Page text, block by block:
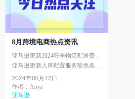
8月跨境电商热点资讯
亚马逊更新2024旺季物流配送费，
亚马逊更新入库配置服务豁免条
件，亚马逊调整B2B订单税金核
算，亚马逊AWD将开放大件商品
入库，TEMU半托管即将...
2024年08月12日
作者：Anya
亚马逊